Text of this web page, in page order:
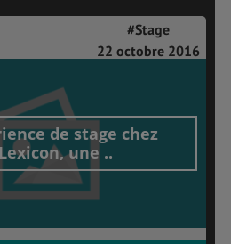
#Stage
22 octobre 2016
de stage chez
une ..